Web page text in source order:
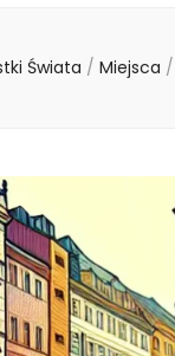
Świata / Miejsca /